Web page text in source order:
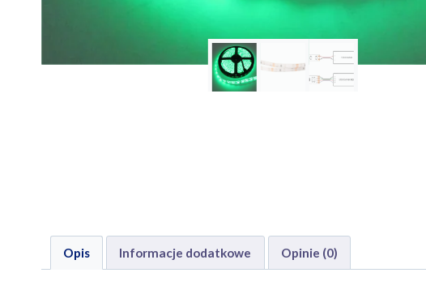
Opis Informacje dodatkowe Opinie (0)